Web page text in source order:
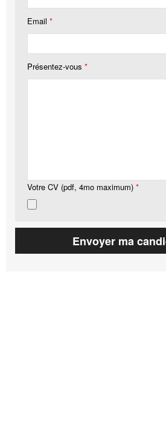
Email *
Présentez-vous *
Votre CV (pdf, 4mo maximum) *